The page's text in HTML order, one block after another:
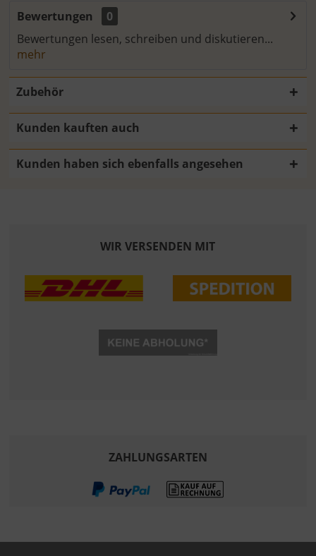
Bewertungen
0
Bewertungen lesen, schreiben und diskutieren...
mehr
Zubehör
Kunden kauften auch
Kunden haben sich ebenfalls angesehen
WIR VERSENDEN MIT
ZAHLUNGSARTEN